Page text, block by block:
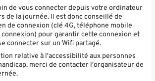
de vous connecter depuis votre ordinateur
de la journée. Il est donc conseillé de
de connexion (clé 4G, téléphone mobile
connexion) pour garantir cette connexion et
connecter sur un Wifi partagé.
relative à l'accessibilité aux personnes
merci de contacter l'organisateur de